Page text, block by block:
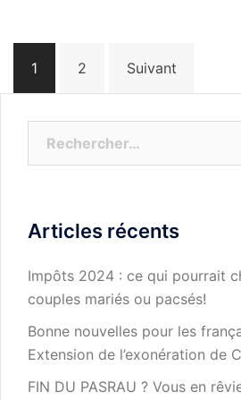
des
1 2 Suivant
Articles récents
Impôts 2024 : ce qui pourrait
couples mariés ou pacsés!
Bonne nouvelles pour les
Extension de l’exonération de
FIN DU PASRAU ? Vous en